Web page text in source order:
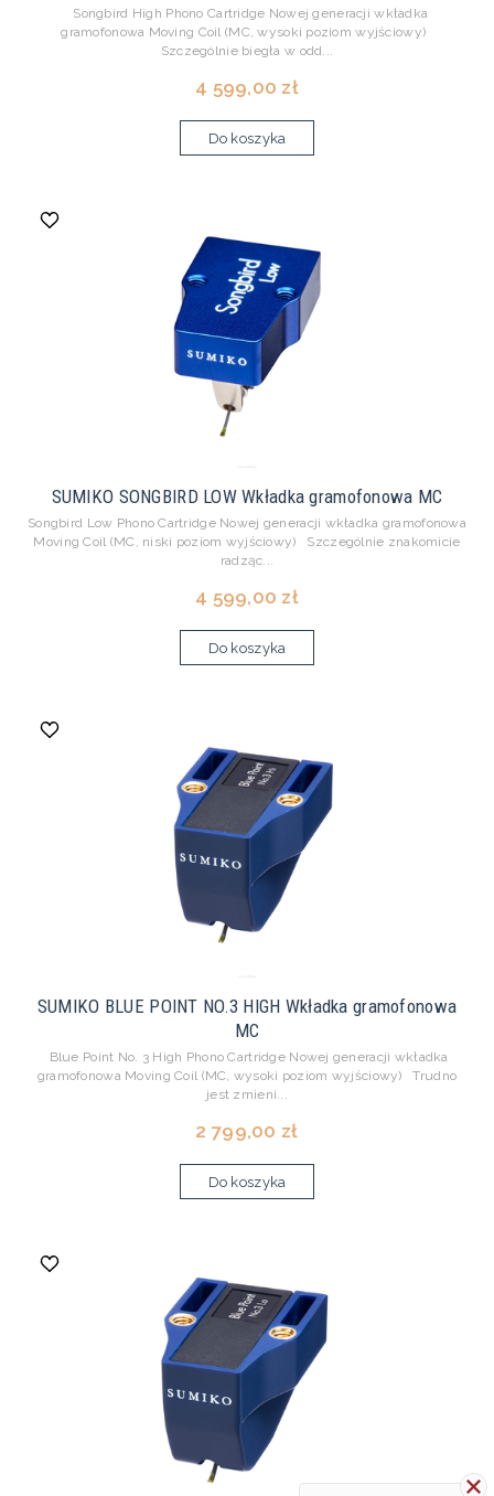
Songbird High Phono Cartridge Nowej generacji wkładka
gramofonowa Moving Coil (MC, wysoki poziom wyjściowy)
Szczególnie biegła w odd...
4 599,00 zł
Do koszyka
SUMIKO SONGBIRD LOW Wkładka gramofonowa MC
Songbird Low Phono Cartridge Nowej generacji wkładka gramofonowa
Moving Coil (MC, niski poziom wyjściowy) Szczególnie znakomicie
radząc...
4 599,00 zł
Do koszyka
SUMIKO BLUE POINT NO.3 HIGH Wkładka gramofonowa
MC
Blue Point No. 3 High Phono Cartridge Nowej generacji wkładka
gramofonowa Moving Coil (MC, wysoki poziom wyjściowy) Trudno
jest zmieni...
2 799,00 zł
Do koszyka